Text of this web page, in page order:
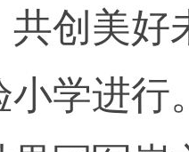
共创美好
小学进行